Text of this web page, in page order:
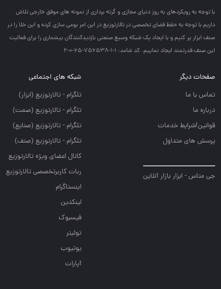
با توجه به رويكردهاي به روز دنياي مجازي و گرته برداري از نمونه هاي موفق خارجي تلاش
داريم با توجه به حفظ فضاي تخصصي در تالارتوزيع در اين امر بومي سازي كرده و اين خلا را در
صنف ابزار پر كنيم و با ايجاد يك شبكه وسيع صنعتي بازديدكنندگان بيشماري را براي فعاليت
اين صنف قدرتمند ايجاد نماييم. کد شامد: 1-1-756538-65-0-2
صفحات دیگر
تماس با ما
درباره ما
قوانین/شرایط خدمات
پرسش های متداول
جی متاس - ابزار بازار آنلاین
شبکه های اجتماعی
تلگرام - تالارتوزيع (ابزار)
تلگرام - تالارتوزيع (صمت)
تلگرام - تالارتوزيع (صنايع)
تلگرام - تالارتوزیع (صنف)
کانال اعضای ویژه تالارتوزیع
ربات کاربرتخصصی تالارتوزیع
اینستاگرام
لینکدین
فیسبوک
توئیتر
یوتیوب
آپارات